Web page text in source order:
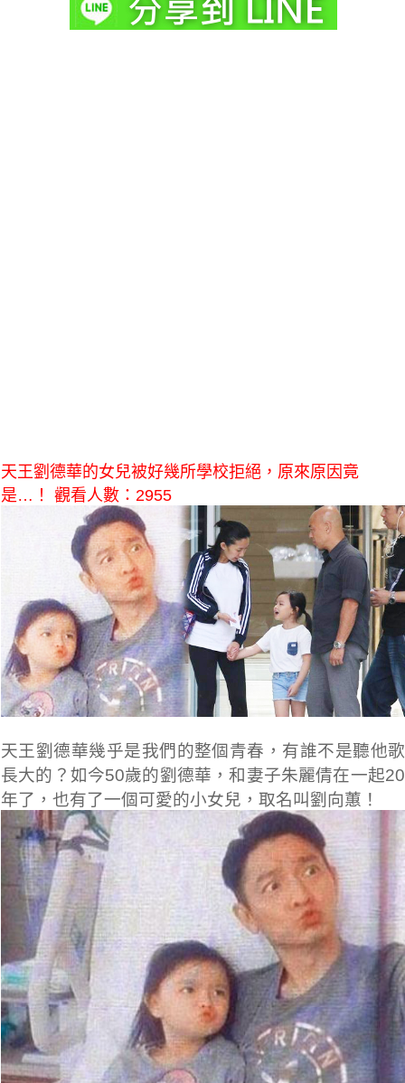
天王劉德華的女兒被好幾所學校拒絕，原來原因竟
是…！ 觀看人數：2955
天王劉德華幾乎是我們的整個青春，有誰不是聽他歌
長大的？如今50歲的劉德華，和妻子朱麗倩在一起20
年了，也有了一個可愛的小女兒，取名叫劉向蕙！